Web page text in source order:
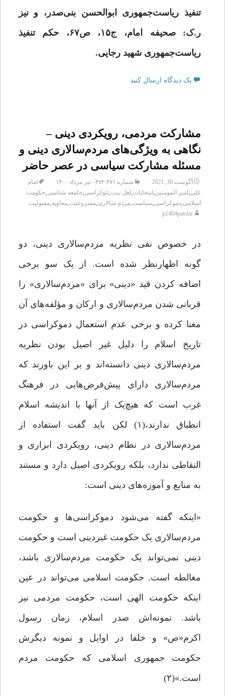
تنفیذ ریاست‌جمهوری ابوالحسن بنی‌صدر، و نیز
ر.ک: صحیفه امام، ج۱۵، ص۶۷، حکم تنفیذ
ریاست‌جمهوری شهید رجایی.
یک دیدگاه ارسال کنید
مشارکت مردمی، رویکردی دینی –
نگاهی به ویژگی‌های مردم‌سالاری دینی و
مسئله مشارکت سیاسی در عصر حاضر
آگوست 30, 2021 شماره ۴۷۱-۴۷۲– تیر مرداد ۱۴۰۰
امام
علی, امیر المومنین, انتخابات, اهل بیت,تئوکراسی,جامعه شناسی,حکومت
اسلامی,دموکراسی,سیاست,مردم سالاری,مشروعیت,معاویه,مقبولیت
p1404pasdar
در خصوص نفی نظریه مردم‌سالاری دینی، دو
گونه اظهارنظر شده است. از یک سو برخی
اضافه کردن قید «دینی» برای «مردم‌سالاری» را
قربانی شدن مردم‌سالاری و ارکان و مؤلفه‌های آن
معنا کرده و برخی عدم استعمال دموکراسی در
تاریخ اسلام را دلیل غیر اصیل بودن نظریه
مردم‌سالاری دینی دانسته‌اند و بر این باورند که
مردم‌سالاری دارای پیش‌فرض‌هایی در فرهنگ
غرب است که هیچ‌یک از آنها با اندیشه اسلام
انطباق ندارند،(۱) لکن باید گفت استفاده از
مردم‌سالاری در نظام دینی، رویکردی ابزاری و
التقاطی ندارد، بلکه رویکردی اصیل دارد و مستند
به منابع و آموزه‌های دینی است:
«اینکه گفته می‌شود دموکراسی‌ها و حکومت
مردم‌سالاری یک حکومت غیردینی است و حکومت
دینی نمی‌تواند یک حکومت مردم‌سالاری باشد،
مغالطه است. حکومت اسلامی می‌تواند در عین
اینکه حکومت الهی است، حکومت مردمی نیز
باشد. نمونه‌اش صدر اسلام، زمان رسول
اکرم«ص» و خلفا در اوایل و نمونه دیگرش
حکومت جمهوری اسلامی که حکومت مردم
است.»(۲)